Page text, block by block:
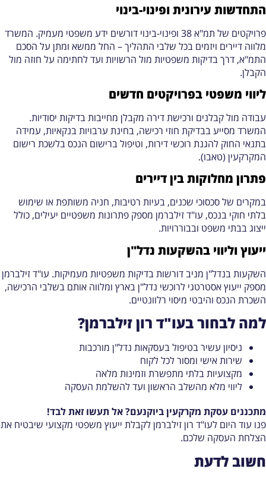
עירונית ופינוי-בינוי
פרויקטים של תמ"א 38 ופינוי-בינוי דורשים ידע משפטי מעמיק. המשרד
דיירים ויזמים בכל שלבי התהליך – החל ממשא ומתן על הסכם
דרך בדיקות משפטיות מול הרשויות ועד לחתימה על חוזה מול
משפטי בפרויקטים חדשים
מול קבלנים ורכישת דירה מקבלן מחייבות בדיקות יסודיות.
מסייע בבדיקת חוזי רכישה, בחינת ערבויות בנקאיות, עמידה
החוק להגנת רוכשי דירות, וטיפול ברישום הנכס בלשכת רישום
(טאבו).
מחלוקות בין דיירים
של סכסוכי שכנים, בעיות רטיבות, חניה משותפת או שימוש
חוקי בנכס, עו"ד זילברמן מספק פתרונות משפטיים יעילים, כולל
בבתי משפט ובבוררויות.
וליווי בהשקעות נדל"ן
בנדל"ן מניב דורשות בדיקות משפטיות מעמיקות. עו"ד זילברמן
ייעוץ אסטרטגי לרוכשי נדל"ן בארץ ומלווה אותם בשלבי הרכישה,
הנכס והיבטי מיסוי רלוונטיים.
לבחור בעו"ד רון זילברמן?
ניסיון עשיר בטיפול בעסקאות נדל"ן מורכבות
שירות אישי ומסור לכל לקוח
מקצועיות בלתי מתפשרת וזמינות מלאה
ליווי מלא מהשלב הראשון ועד להשלמת העסקה
עסקת מקרקעין ביוקנעם? אל תעשו זאת לבד!
עוד היום לעו"ד רון זילברמן לקבלת ייעוץ משפטי מקצועי שיבטיח את
העסקה שלכם.
לדעת